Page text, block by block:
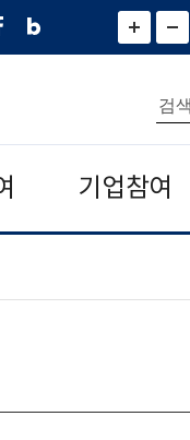
네
그
)
화
면
면
소
통
합
검
색
기업참여